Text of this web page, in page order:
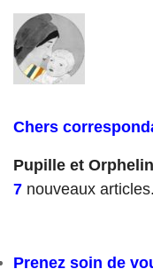
Chers
Pupille et Orphelin
7 nouveaux articles.
Prenez soin de